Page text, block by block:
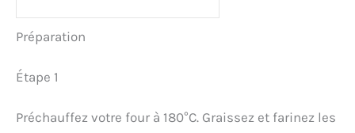
Préparation
Étape 1
Préchauffez votre four à 180°C. Graissez et farinez les